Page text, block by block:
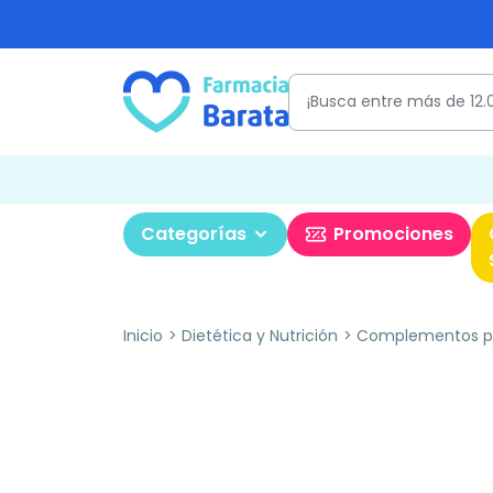
Categorías Promociones
Inicio Dietética y Nutrición Complementos